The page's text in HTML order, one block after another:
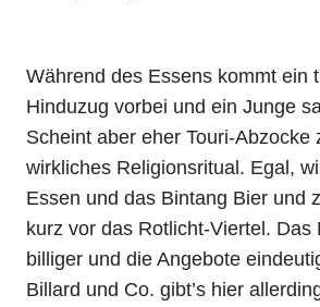
Während des Essens kommt ein
Hinduzug vorbei und ein Junge
Scheint aber eher Touri-Abzocke
wirkliches Religionsritual. Egal,
Essen und das Bintang Bier und
kurz vor das Rotlicht-Viertel. Das
billiger und die Angebote
Billard und Co. gibt’s hier